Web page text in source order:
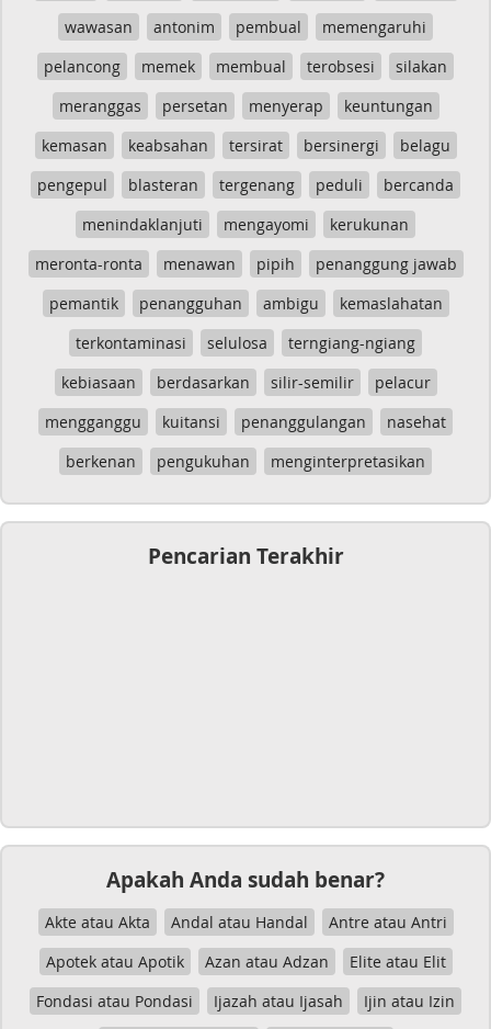
wawasan antonim pembual
memengaruhi
pelancong
memek membual terobsesi
silakan
meranggas
persetan menyerap
keuntungan
kemasan
keabsahan tersirat bersinergi
belagu
pengepul
blasteran tergenang peduli
bercanda
menindaklanjuti
mengayomi
kerukunan
meronta-ronta
menawan pipih
penanggung jawab
pemantik
penangguhan ambigu
kemaslahatan
terkontaminasi
selulosa
terngiang-ngiang
kebiasaan
berdasarkan silir-semilir
pelacur
mengganggu
kuitansi penanggulangan
nasehat
berkenan
pengukuhan menginterpretasikan
Pencarian Terakhir
Apakah Anda sudah benar?
Akte atau Akta Andal atau Handal
Antre atau Antri
Apotek atau Apotik
Azan atau Adzan
Elite atau Elit
Fondasi atau Pondasi
Ijazah atau Ijasah
Ijin atau Izin